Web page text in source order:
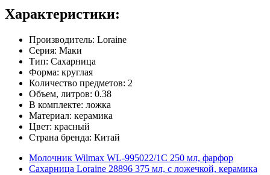
Характеристики:
Производитель: Loraine
Серия: Маки
Тип: Сахарница
Форма: круглая
Количество предметов: 2
Объем, литров: 0.38
В комплекте: ложка
Материал: керамика
Цвет: красный
Страна бренда: Китай
Молочник Wilmax WL-995022/1C 250 мл, фарфор
Сахарница Loraine 28896 375 мл, с ложечкой, керамика